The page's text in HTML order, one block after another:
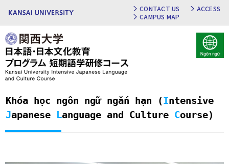
CONTACT US
ACCESS
CAMPUS MAP
Khóa học ngôn ngữ ngắn hạn (Intensive
Japanese Language and Culture Course)